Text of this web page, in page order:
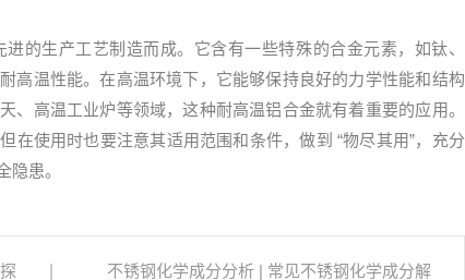
的生产工艺制造而成。它含有一些特殊的合金元素，如钛、
高温性能。在高温环境下，它能够保持良好的力学性能和结构
、高温工业炉等领域，这种耐高温铝合金就有着重要的应用。
在使用时也要注意其适用范围和条件，做到 “物尽其用”，充分
患。
不锈钢化学成分分析 | 常见不锈钢化学成分解